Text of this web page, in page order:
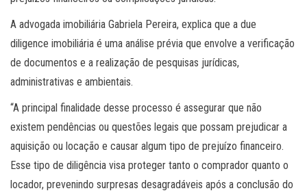
A advogada imobiliária Gabriela Pereira, explica que a due
diligence imobiliária é uma análise prévia que envolve a verificação
de documentos e a realização de pesquisas jurídicas,
administrativas e ambientais.
“A principal finalidade desse processo é assegurar que não
existem pendências ou questões legais que possam prejudicar a
aquisição ou locação e causar algum tipo de prejuízo financeiro.
Esse tipo de diligência visa proteger tanto o comprador quanto o
locador, prevenindo surpresas desagradáveis após a conclusão do